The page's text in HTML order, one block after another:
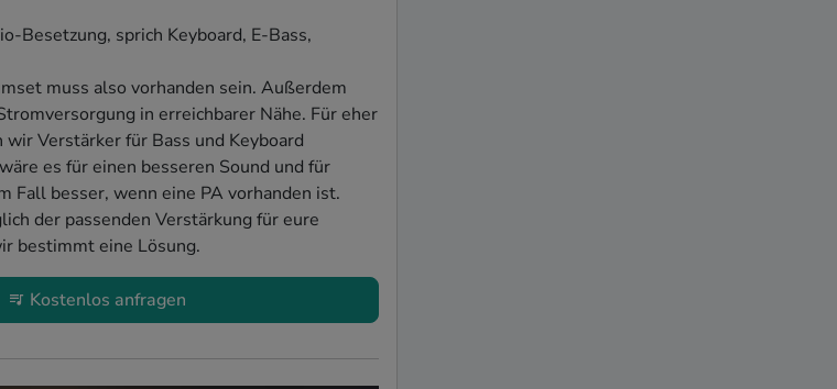
Besetzung, sprich Keyboard, E-Bass,
muss also vorhanden sein. Außerdem
in erreichbarer Nähe. Für eher
Verstärker für Bass und Keyboard
es für einen besseren Sound und für
Fall besser, wenn eine PA vorhanden ist.
der passenden Verstärkung für eure
bestimmt eine Lösung.
Kostenlos anfragen